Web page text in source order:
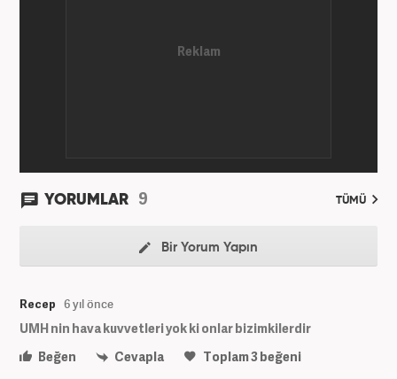
YORUMLAR 9 TÜMÜ
Bir Yorum Yapın
Recep 6 yıl önce
UMH nin hava kuvvetleri yok ki onlar bizimkilerdir
Beğen
Cevapla Toplam3beğeni